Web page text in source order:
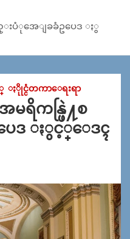
၉ ၉၆၃၆၉၉၈၃၄
းပံုအေျခခံဥပေဒ ႏွ
ႏိုုင္ငံတကာေရးရာ
ရိကန္ဖြဲ႔စ
ေဒ ႏွင့္ေဒၚ